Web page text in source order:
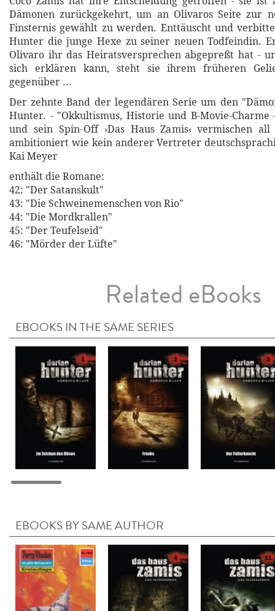
Dämonen zurückgekehrt, um an Olivaros Seite zur
Finsternis gewählt zu werden. Enttäuscht und
Hunter die junge Hexe zu seiner neuen Todfeindin.
Olivaro ihr das Heiratsversprechen abgepreßt hat -
sich erklären kann, steht sie ihrem früheren
gegenüber ...
Der zehnte Band der legendären Serie um den
Hunter. - "Okkultismus, Historie und B-Movie-Charme
und sein Spin-Off ›Das Haus Zamis‹ vermischen all
ambitioniert wie kein anderer Vertreter
Kai Meyer
enthält die Romane:
42: "Der Satanskult"
43: "Die Schweinemenschen von Rio"
44: "Die Mordkrallen"
45: "Der Teufelseid"
46: "Mörder der Lüfte"
Related eBooks
EBOOKS IN THE SAME SERIES
EBOOKS BY SAME AUTHOR